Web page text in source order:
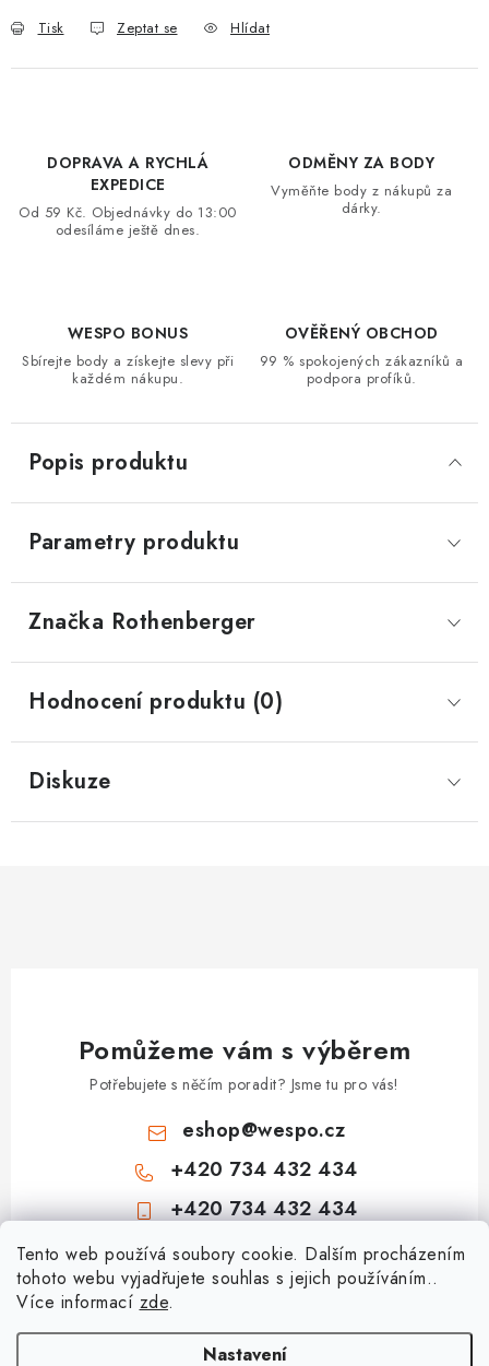
Tento web používá soubory cookie. Dalším procházením
tohoto webu vyjadřujete souhlas s jejich používáním..
Více informací zde.
Nastavení
ZNAČKY
Podmínky ochrany osobních údajů
Moje objednávka
Tisk Zeptat se Hlídat
DOPRAVA A RYCHLÁ
EXPEDICE
Od 59 Kč. Objednávky do 13:00
odesíláme ještě dnes.
ODMĚNY ZA BODY
Vyměňte body z nákupů za
dárky.
WESPO BONUS
Sbírejte body a získejte slevy při
každém nákupu.
OVĚŘENÝ OBCHOD
99 % spokojených zákazníků a
podpora profíků.
Popis produktu
Parametry produktu
Značka Rothenberger
Hodnocení produktu (0)
Diskuze
Pomůžeme vám s výběrem
Potřebujete s něčím poradit? Jsme tu pro vás!
eshop@wespo.cz
+420 734 432 434
+420 734 432 434
Informace pro vás